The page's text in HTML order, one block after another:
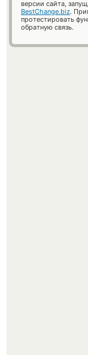
версии сайта,
BestChange.biz.
протестировать
обратную связь.